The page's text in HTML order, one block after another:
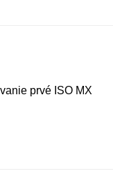
prvé ISO MX